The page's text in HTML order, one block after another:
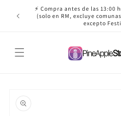
directamente
al contenido
⚡ Compra antes de las 13:00
(solo en RM, excluye
excepto
a la
información